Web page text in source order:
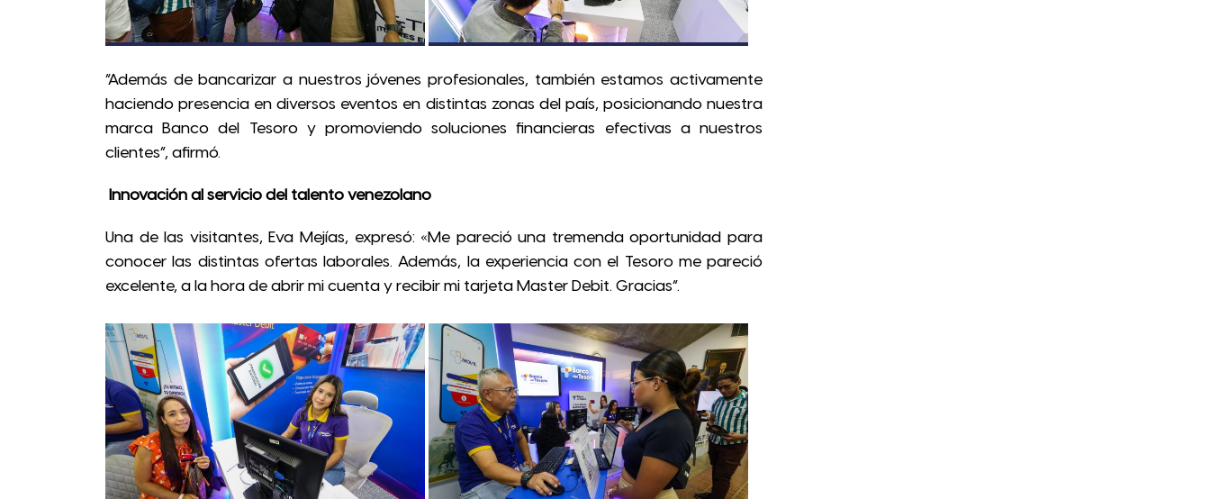
“Además de bancarizar a nuestros jóvenes profesionales, también estamos activamente
haciendo presencia en diversos eventos en distintas zonas del país, posicionando nuestra
marca Banco del Tesoro y promoviendo soluciones financieras efectivas a nuestros
clientes”, afirmó.
Innovación al servicio del talento venezolano
Una de las visitantes, Eva Mejías, expresó: «Me pareció una tremenda oportunidad para
conocer las distintas ofertas laborales. Además, la experiencia con el Tesoro me pareció
excelente, a la hora de abrir mi cuenta y recibir mi tarjeta Master Debit. Gracias”.